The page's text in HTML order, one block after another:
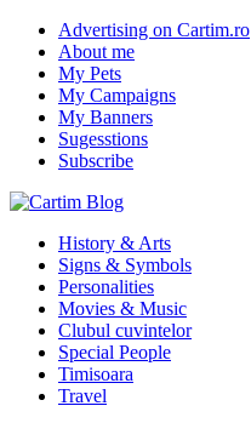
Advertising on Cartim.ro
About me
My Pets
My Campaigns
My Banners
Sugesstions
Subscribe
History & Arts
Signs & Symbols
Personalities
Movies & Music
Clubul cuvintelor
Special People
Timisoara
Travel